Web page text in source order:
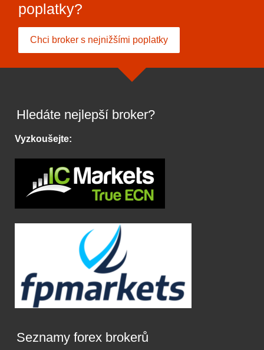
poplatky?
Chci broker s nejnižšími poplatky
Hledáte nejlepší broker?
Vyzkoušejte:
Seznamy forex brokerů